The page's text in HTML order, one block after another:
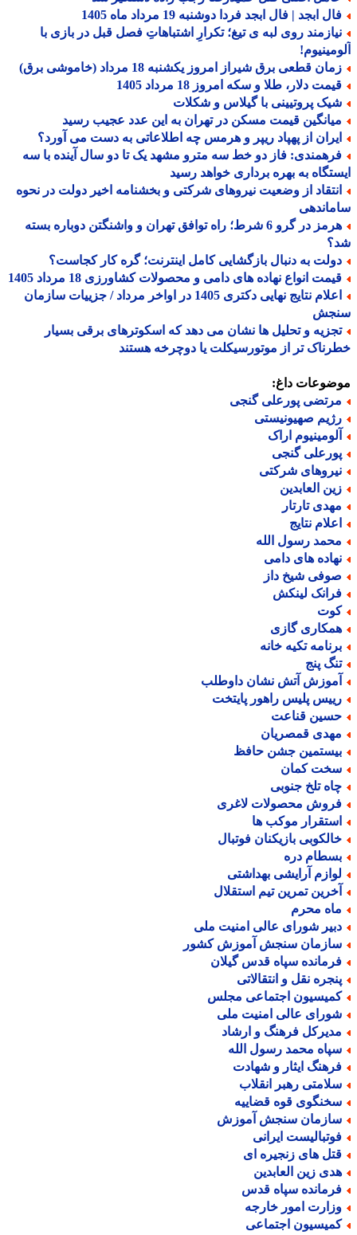
ابجد | فال ابجد فردا دوشنبه 19 مرداد ماه 1405
روی لبه ی تیغ؛ تکرارِ اشتباهاتِ فصل قبل در بازی با
قطعی برق شیراز امروز یکشنبه 18 مرداد (خاموشی برق)
دلار، طلا و سکه امروز 18 مرداد 1405
پروتیینی با گیلاس و شکلات
قیمت مسکن در تهران به این عدد عجیب رسید
از پهپاد ریپر و هرمس چه اطلاعاتی به دست می آورد؟
فاز دو خط سه مترو مشهد یک تا دو سال آینده با سه
به بهره برداری خواهد رسید
از وضعیت نیروهای شرکتی و بخشنامه اخیر دولت در نحوه
هرمز در گرو 6 شرط؛ راه توافق تهران و واشنگتن دوباره بسته
به دنبال بازگشایی کامل اینترنت؛ گره کار کجاست؟
انواع نهاده های دامی و محصولات کشاورزی 18 مرداد 1405
اعلام نتایج نهایی دکتری 1405 در اواخر مرداد / جزییات سازمان
و تحلیل ها نشان می دهد که اسکوترهای برقی بسیار
تر از موتورسیکلت یا دوچرخه هستند
داغ:
پورعلی گنجی
صهیونیستی
اراک
گنجی
شرکتی
العابدین
تارتار
نتایج
رسول الله
های دامی
شیخ داز
لینکش
گازی
تکیه خانه
پنج
آتش نشان داوطلب
پلیس راهور پایتخت
قناعت
قمصریان
جشن حافظ
کمان
تلخ جنوبی
محصولات لاغری
موکب ها
بازیکنان فوتبال
دره
آرایشی بهداشتی
تمرین تیم استقلال
محرم
شورای عالی امنیت ملی
سنجش آموزش کشور
سپاه قدس گیلان
نقل و انتقالاتی
اجتماعی مجلس
عالی امنیت ملی
فرهنگ و ارشاد
محمد رسول الله
ایثار و شهادت
رهبر انقلاب
قوه قضاییه
سنجش آموزش
ایرانی
های زنجیره ای
زین العابدین
سپاه قدس
امور خارجه
اجتماعی